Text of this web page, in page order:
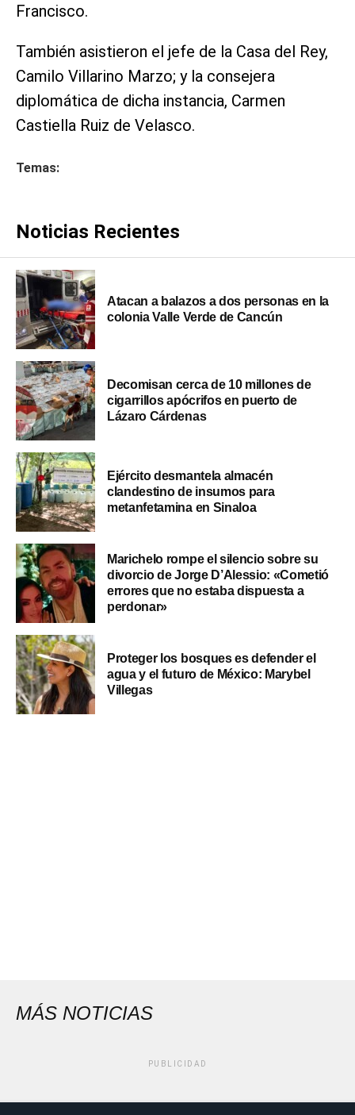
Francisco.
También asistieron el jefe de la Casa del Rey,
Camilo Villarino Marzo; y la consejera
diplomática de dicha instancia, Carmen
Castiella Ruiz de Velasco.
Temas:
Noticias Recientes
Atacan a balazos a dos personas en la
colonia Valle Verde de Cancún
Decomisan cerca de 10 millones de
cigarrillos apócrifos en puerto de
Lázaro Cárdenas
Ejército desmantela almacén
clandestino de insumos para
metanfetamina en Sinaloa
Marichelo rompe el silencio sobre su
divorcio de Jorge D’Alessio: «Cometió
errores que no estaba dispuesta a
perdonar»
Proteger los bosques es defender el
agua y el futuro de México: Marybel
Villegas
MÁS NOTICIAS
PUBLICIDAD